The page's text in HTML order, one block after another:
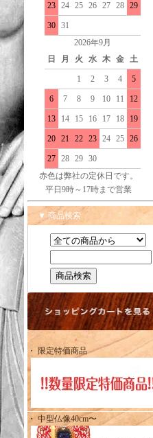
23 24 25 26 27 28 29
30 31
2026年9月
日
月 火 水 木 金 土
1 2 3 4 5
6 7 8 9 10 11 12
13 14 15 16 17 18 19
20 21 22 23 24 25 26
27 28 29 30
赤色は弊社の定休日です。
平日9時～17時まで営業
▼ 商品検索
・ 限定特価商品
・ 中型仏像40cm〜